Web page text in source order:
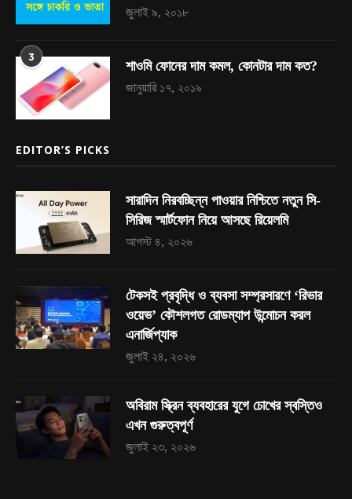
জুলাই ৯, ২০১৮
3
শাওমি ফোনের দাম কমল, কোনটার দাম কত?
জানুয়ারি ১৭, ২০১৯
EDITOR’S PICKS
সারাদিন নিরবচ্ছিন্ন পাওয়ার নিশ্চিতে নতুন সি-
সিরিজ স্মার্টফোন নিয়ে আসছে রিয়েলমি
আগস্ট ৪, ২০২৬
টেকসই প্রবৃদ্ধি ও ব্যবসা সম্প্রসারণে ‘রিভার
ওয়েভ’ কৌশলগত রোডম্যাপ উন্মোচন করল
এনার্জিপ্যাক
জুলাই ২৪, ২০২৬
অবিরাম স্ক্রিন ব্যবহারের যুগে চোখের স্বস্তিও
এখন গুরুত্বপূর্ণ
জুলাই ২৩, ২০২৬